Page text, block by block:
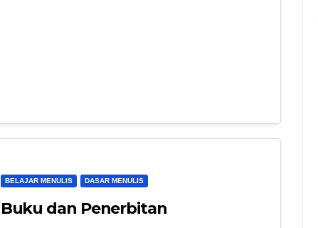
BELAJAR MENULIS DASAR MENULIS
Buku dan Penerbitan